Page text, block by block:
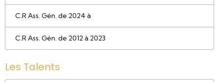
C.R Ass. Gén. de 2024 à
C.R Ass. Gén. de 2012 à 2023
Les Talents